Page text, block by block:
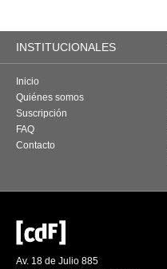
INSTITUCIONALES
Inicio
Quiénes somos
Suscripción
FAQ
Contacto
Av. 18 de Julio 885